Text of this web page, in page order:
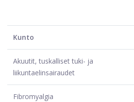
Kunto
Akuutit, tuskalliset tuki- ja
liikuntaelinsairaudet
Fibromyalgia